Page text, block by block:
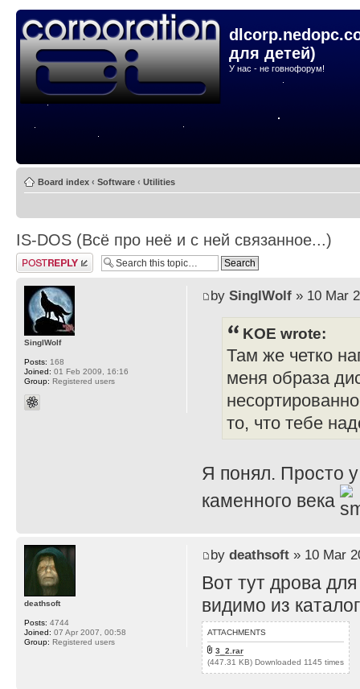
для детей)
У нас - не говнофорум!
Board index ‹ Software ‹ Utilities
IS-DOS (Всё про неё и с ней связанное...)
Post a reply
by SinglWolf» 10 Mar
KOE wrote:
Там же четко
меня образа
то, что тебе
Я понял. Просто
каменного века
SinglWolf
Posts: 168
Joined: 01 Feb 2009, 16:16
Group: Registered users
by deathsoft» 10 Mar
Вот тут дрова
видимо из
ATTACHMENTS
3_2.rar
(447.31 KB) Downloaded 1145 times
deathsoft
Posts: 4744
Joined: 07 Apr 2007, 00:58
Group: Registered users